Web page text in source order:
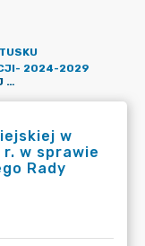
2024-2029
UCHWAŁA NR I/3/2024 RADY MIEJSKIEJ W PUŁTUSKU Z DNIA 7 MAJA 2024 R. W SPRAWIE WYBORU WICEPRZEWODNICZACEGO RADY MIEJSKIEJ W PUŁTUSKU
w
r. w sprawie
Rady